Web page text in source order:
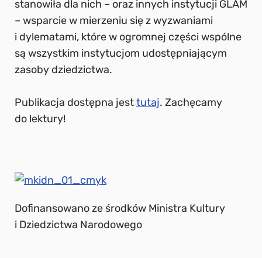
stanowiła dla nich – oraz innych instytucji GLAM
– wsparcie w mierzeniu się z wyzwaniami
i dylematami, które w ogromnej części wspólne
są wszystkim instytucjom udostępniającym
zasoby dziedzictwa.
Publikacja dostępna jesttutaj. Zachęcamy
do lektury!
Dofinansowano ze środków Ministra Kultury
i Dziedzictwa Narodowego